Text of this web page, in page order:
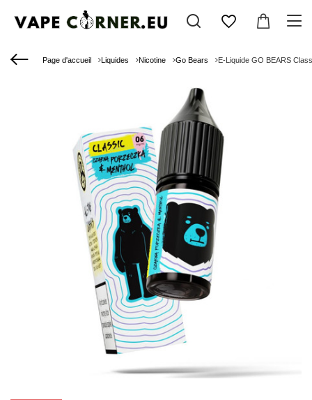
Page d'accueil Liquides Nicotine Go Bears E-Liquide GO BEARS